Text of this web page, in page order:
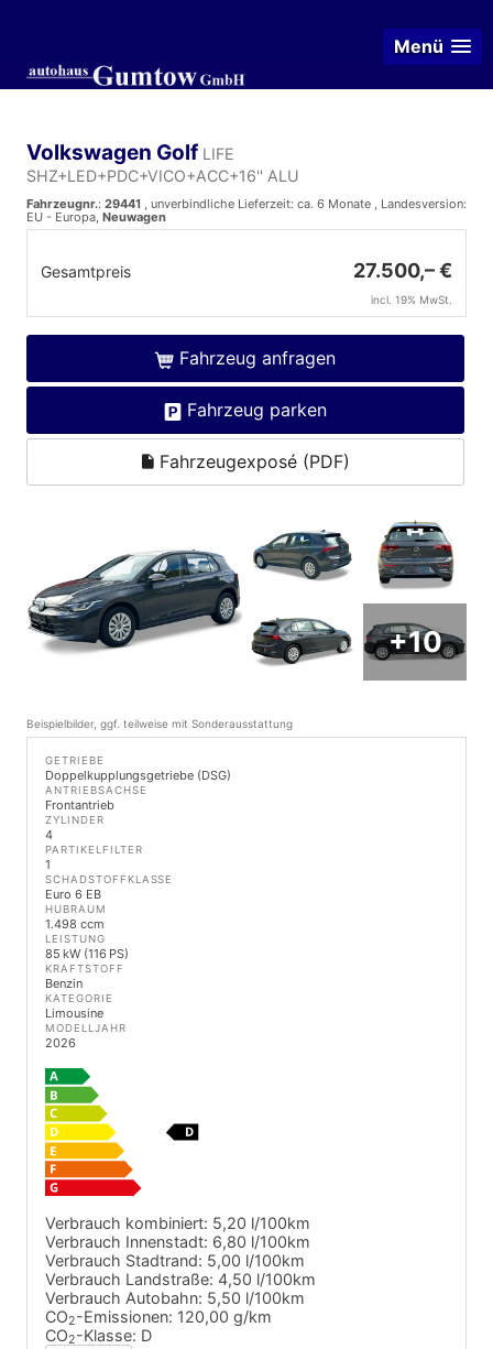
Menü
Volkswagen Golf LIFE
SHZ+LED+PDC+VICO+ACC+16'' ALU
Fahrzeugnr.: 29441 , unverbindliche Lieferzeit: ca. 6 Monate , Landesversion:
EU - Europa, Neuwagen
Gesamtpreis 27.500,– €
incl. 19% MwSt.
Fahrzeug anfragen
Fahrzeug parken
Fahrzeugexposé (PDF)
+10
Beispielbilder, ggf. teilweise mit Sonderausstattung
GETRIEBE
Doppelkupplungsgetriebe (DSG)
ANTRIEBSACHSE
Frontantrieb
ZYLINDER
4
PARTIKELFILTER
1
SCHADSTOFFKLASSE
Euro 6 EB
HUBRAUM
1.498 ccm
LEISTUNG
85 kW (116 PS)
KRAFTSTOFF
Benzin
KATEGORIE
Limousine
MODELLJAHR
2026
Verbrauch kombiniert: 5,20 l/100km
Verbrauch Innenstadt: 6,80 l/100km
Verbrauch Stadtrand: 5,00 l/100km
Verbrauch Landstraße: 4,50 l/100km
Verbrauch Autobahn: 5,50 l/100km
CO2-Emissionen: 120,00 g/km
CO2-Klasse: D